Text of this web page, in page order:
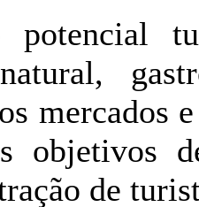
potencial
mercados
objetivos
de